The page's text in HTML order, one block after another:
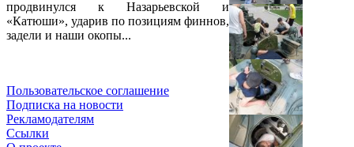
продвинулся к Назарьевской и
«Катюши», ударив по позициям финнов,
задели и наши окопы...
Пользовательское соглашение
Подписка на новости
Рекламодателям
Ссылки